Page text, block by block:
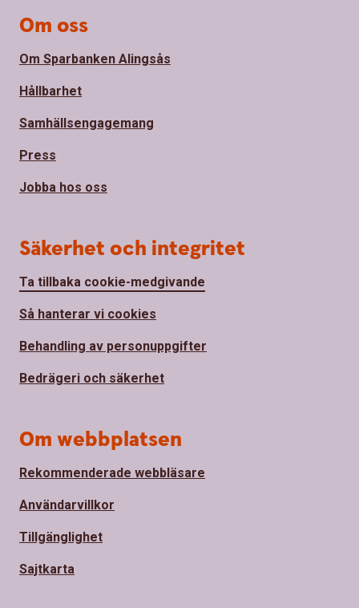
Om oss
Om Sparbanken Alingsås
Hållbarhet
Samhällsengagemang
Press
Jobba hos oss
Säkerhet och integritet
Ta tillbaka cookie-medgivande
Så hanterar vi cookies
Behandling av personuppgifter
Bedrägeri och säkerhet
Om webbplatsen
Rekommenderade webbläsare
Användarvillkor
Tillgänglighet
Sajtkarta